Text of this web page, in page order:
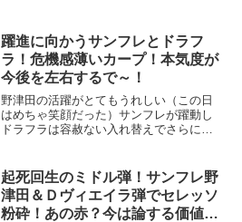
躍進に向かうサンフレとドラフ
ラ！危機感薄いカープ！本気度が
今後を左右するで～！
野津田の活躍がとてもうれしい（この日
はめちゃ笑顔だった）サンフレが躍動し
ドラフラは容赦ない入れ替えでさらに上
で走っている、それらを見ていたらの～
カープの危機感の薄さがよ...
起死回生のミドル弾！サンフレ野
津田＆Ｄヴィエイラ弾でセレッソ
粉砕！あの赤？今は論する価値無